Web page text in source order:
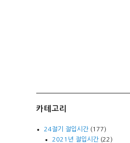
카테고리
24절기 절입시간 (177)
2021년 절입시간(22)